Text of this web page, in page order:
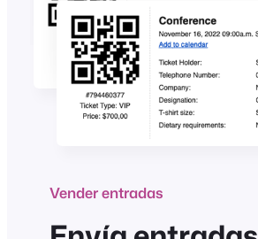
Vender entradas